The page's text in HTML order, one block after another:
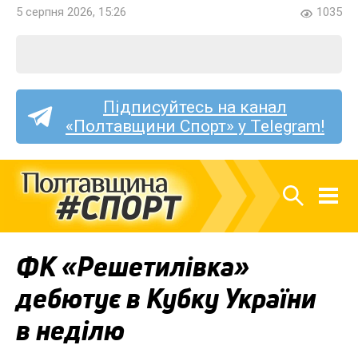
5 серпня 2026, 15:26 1035
Підписуйтесь на канал
«Полтавщини Спорт» у Telegram!
ФК «Решетилівка»
дебютує в Кубку України
в неділю